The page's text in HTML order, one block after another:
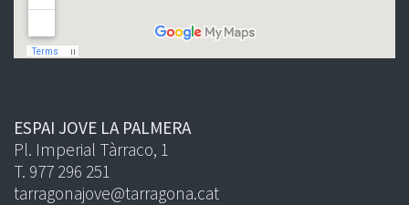
ESPAI JOVE LA PALMERA
Pl. Imperial Tàrraco, 1
T. 977 296 251
tarragonajove@tarragona.cat